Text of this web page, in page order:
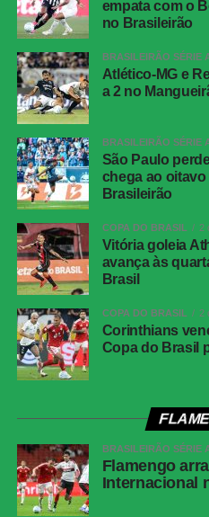
adversária. A pressão surtiu
Serna recebeu pela
cruzamento na direção da
apareceu livre e cabeceou no
na trave antes de entrar,
O Botafogo teve uma boa
vantagem pouco depois.
um passe de trivela, mas o
facilitando a defesa de Fábio.
O Fluminense também ficou
minutos. Nonato recebeu livre
forte, mas Warleson fez uma
cabeça e evitou o segundo
Na reta final, os dois goleiros
força da entrada da área,
rasteiro e Montoro tentou de
do Fluminense apareceu
empata com o
no Brasileirão
BRASILEIRÃO SÉRIE
Atlético-MG e
a 2 no
BRASILEIRÃO SÉRIE
São Paulo
chega ao
Brasileirão
COPA DO BRASIL 2
Vitória goleia
avança às
Brasil
COPA DO BRASIL 2
Corinthians
Copa do Brasil
BRASILEIRÃO SÉRIE
Flamengo
Internacional